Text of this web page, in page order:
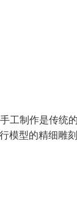
工制作是传统
模型的精细雕